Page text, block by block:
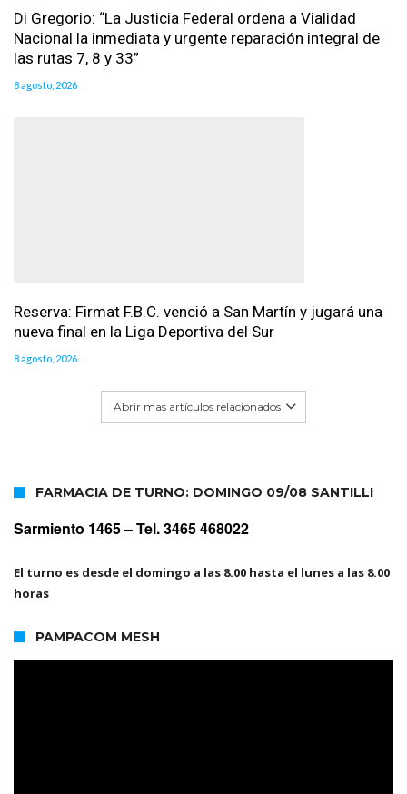
Di Gregorio: “La Justicia Federal ordena a Vialidad
Nacional la inmediata y urgente reparación integral de
las rutas 7, 8 y 33”
8 agosto, 2026
Reserva: Firmat F.B.C. venció a San Martín y jugará una
nueva final en la Liga Deportiva del Sur
8 agosto, 2026
Abrir mas artículos relacionados
FARMACIA DE TURNO: DOMINGO 09/08 SANTILLI
Sarmiento 1465 –Tel. 3465 468022
El turno es desde el domingo a las 8.00 hasta el lunes a las 8.00
horas
PAMPACOM MESH